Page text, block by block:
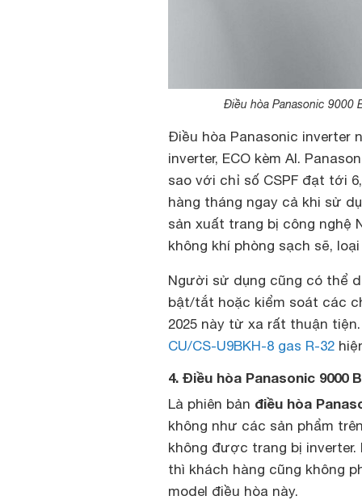
Điều hòa Panasonic 9000
Điều hòa Panasonic inverter
inverter, ECO kèm AI.
sao với chỉ số CSPF đạt tới
hàng tháng ngay cả khi sử
sản xuất trang bị công nghệ
không khí phòng sạch sẽ,
Người sử dụng cũng có thể
bật/tắt hoặc kiểm soát các
2025 này từ xa rất thuận
CU/CS-U9BKH-8 gas R-32
4. Điều hòa Panasonic 9000
Là phiên bản điều hòa
không như các sản phẩm
không được trang bị
thì khách hàng cũng không
model điều hòa này.